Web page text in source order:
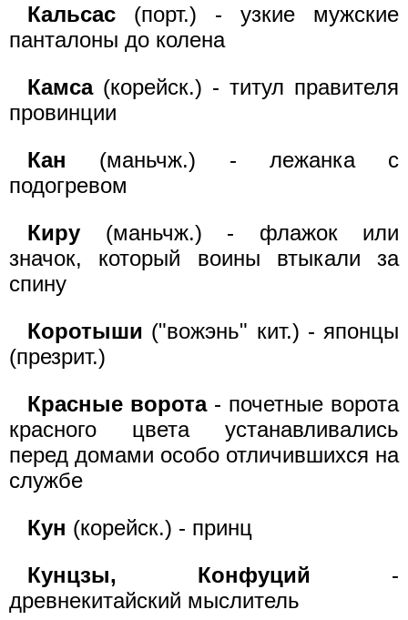
Кальсас (порт.) - узкие мужские
панталоны до колена
Камса(корейск.) - титул правителя
провинции
Кан (маньчж.) - лежанка с
подогревом
Киру (маньчж.) - флажок или
значок, который воины втыкали за
спину
Коротыши ("вожэнь" кит.) - японцы
(презрит.)
Красные ворота - почетные ворота
красного цвета устанавливались
перед домами особо отличившихся на
службе
Кун (корейск.) - принц
Кунцзы, Конфуций -
древнекитайский мыслитель